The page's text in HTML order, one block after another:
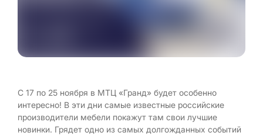
С 17 по 25 ноября в МТЦ «Гранд» будет особенно
интересно! В эти дни самые известные российские
производители мебели покажут там свои лучшие
новинки. Грядет одно из самых долгожданных событий